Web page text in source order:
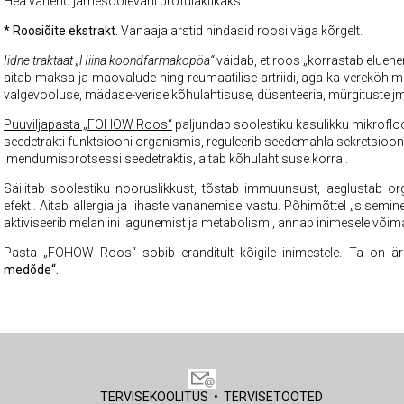
* Roosiõite ekstrakt. Vanaaja arstid hindasid roosi väga kõrgelt.
Iidne traktaat „Hiina koondfarmakopöa“väidab, et roos „korrastab
aitab maksa-ja maovalude ning reumaatilise artriidi, aga ka
valgevooluse, mädase-verise kõhulahtisuse, düsenteeria, mürgituste
Puuviljapasta „FOHOW Roos“ paljundab soolestiku kasulikku
seedetrakti funktsiooni organismis, reguleerib seedemahla
imendumisprotsessi seedetraktis, aitab kõhulahtisuse korral.
Säilitab soolestiku nooruslikkust, tõstab immuunsust, aeglustab
efekti. Aitab allergia ja lihaste vananemise vastu. Põhimõttel
aktiviseerib melaniini lagunemist ja metabolismi, annab inimesele
Pasta „FOHOW Roos“ sobib eranditult kõigile inimestele. Ta on
medõde“.
TERVISEKOOLITUS • TERVISETOOTED